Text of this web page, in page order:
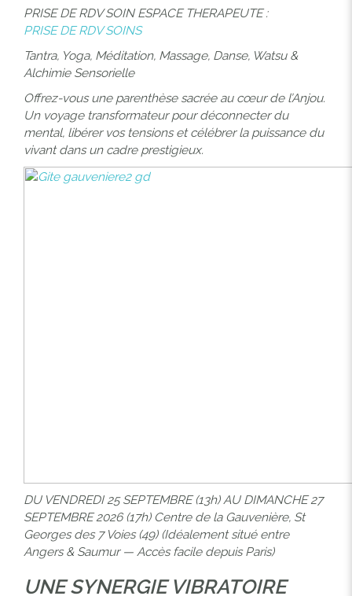
PRISE DE RDV SOIN ESPACE THERAPEUTE :
PRISE DE RDV SOINS
Tantra, Yoga, Méditation, Massage, Danse, Watsu &
Alchimie Sensorielle
Offrez-vous une parenthèse sacrée au cœur de l’Anjou.
Un voyage transformateur pour déconnecter du
mental, libérer vos tensions et célébrer la puissance du
vivant dans un cadre prestigieux.
DU VENDREDI 25 SEPTEMBRE (13h) AU DIMANCHE 27
SEPTEMBRE 2026 (17h) Centre de la Gauvenière, St
Georges des 7 Voies (49) (Idéalement situé entre
Angers & Saumur — Accès facile depuis Paris)
UNE SYNERGIE VIBRATOIRE